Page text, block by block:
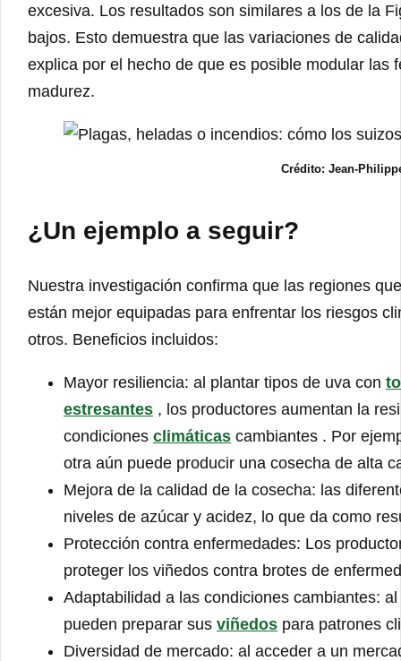
excesiva. Los resultados son similares a los de la
bajos. Esto demuestra que las variaciones de
explica por el hecho de que es posible modular
madurez.
Crédito: Jean-
¿Un ejemplo a seguir?
Nuestra investigación confirma que las regiones
están mejor equipadas para enfrentar los riesgos
otros. Beneficios incluidos:
Mayor resiliencia: al plantar tipos de uva con
estresantes , los productores aumentan la
condiciones climáticas cambiantes . Por
otra aún puede producir una cosecha de alta
Mejora de la calidad de la cosecha: las
niveles de azúcar y acidez, lo que da como
Protección contra enfermedades: Los
proteger los viñedos contra brotes de
Adaptabilidad a las condiciones cambiantes:
pueden preparar sus viñedos para patrones
Diversidad de mercado: al acceder a un